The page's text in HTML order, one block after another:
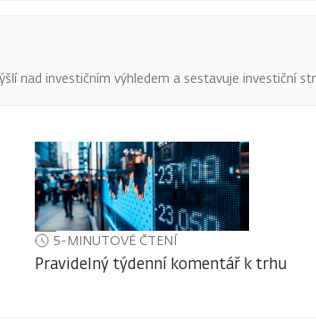
nad investičním výhledem a sestavuje investiční
5-MINUTOVÉ ČTENÍ
Pravidelný týdenní komentář k trhu